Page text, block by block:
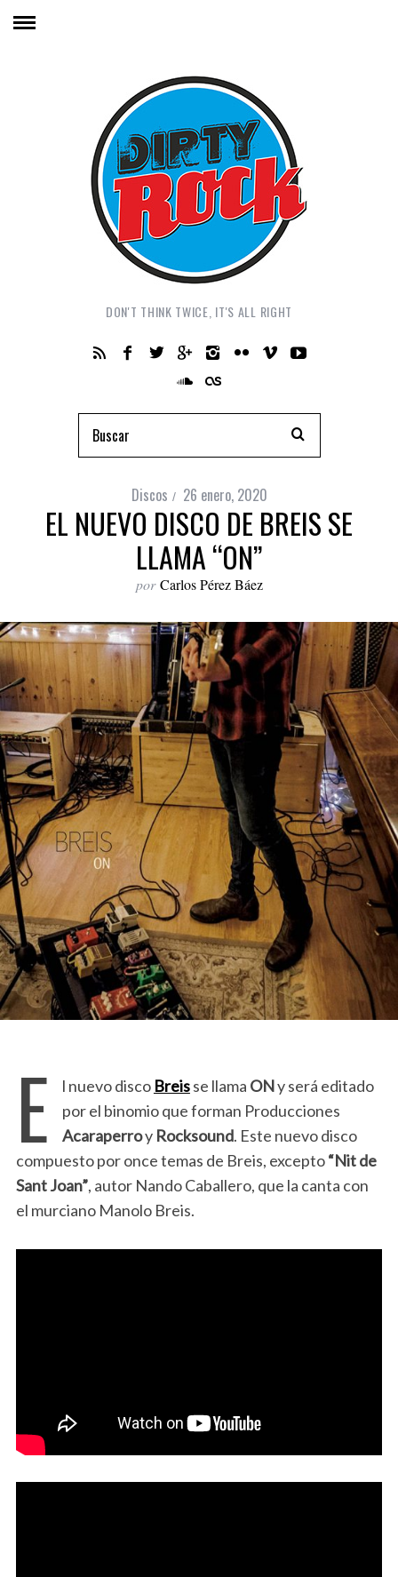
DON'T THINK TWICE, IT'S ALL RIGHT
Discos 26 enero, 2020
EL NUEVO DISCO DE BREIS SE
LLAMA “ON”
por Carlos Pérez Báez
E l nuevo disco Breisse llama ONy será editado
por el binomio que forman Producciones
Acaraperroy Rocksound. Este nuevo disco
compuesto por once temas de Breis, excepto“Nit de
Sant Joan”, autor Nando Caballero, que la canta con
el murciano Manolo Breis.